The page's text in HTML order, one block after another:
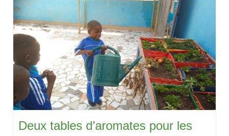
Deux tables d’aromates pour les